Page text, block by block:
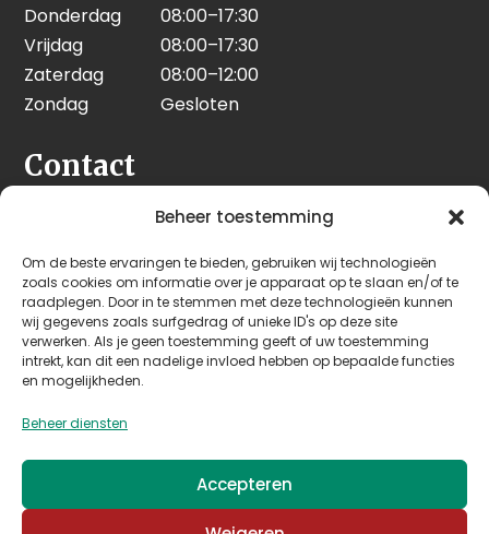
Beheer toestemming
Om de beste ervaringen te bieden, gebruiken wij technologieën
zoals cookies om informatie over je apparaat op te slaan en/of te
raadplegen. Door in te stemmen met deze technologieën kunnen
wij gegevens zoals surfgedrag of unieke ID's op deze site
verwerken. Als je geen toestemming geeft of uw toestemming
intrekt, kan dit een nadelige invloed hebben op bepaalde functies
en mogelijkheden.
Beheer diensten
Accepteren
Donderdag
08:00–17:30
Vrijdag
08:00–17:30
Zaterdag
08:00–12:00
Zondag
Gesloten
Contact
Seeleman & Hoogendoorn
3628 GD Kockengen
Nederland
+31 (0)346 242 114
info@seehoo.nl
© 2026 Seeleman & Hoogendoorn - Mede mogelijk